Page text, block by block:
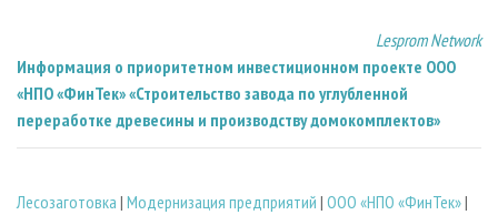
Lesprom Network
Информация о приоритетном инвестиционном проекте ООО
«НПО «ФинТек» «Строительство завода по углубленной
переработке древесины и производству домокомплектов»
Лесозаготовка | Модернизация предприятий | ООО «НПО «ФинТек»|